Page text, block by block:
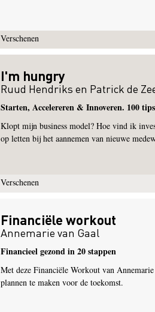
Verschenen
I'm hungry
Ruud Hendriks en Patrick de
Starten, Accelereren & Innoveren. 100
Klopt mijn business model? Hoe vind ik
op letten bij het aannemen van nieuwe
Verschenen
Financiële workout
Annemarie van Gaal
Financieel gezond in 20 stappen
Met deze Financiële Workout van
plannen te maken voor de toekomst.